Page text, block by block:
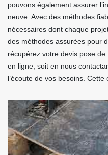
pouvons également assurer
neuve. Avec des méthodes
nécessaires dont chaque
des méthodes assurées pour
récupérez votre devis pose
en ligne, soit en nous
l’écoute de vos besoins.